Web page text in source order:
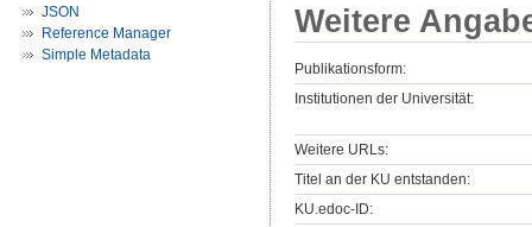
JSON
Reference Manager
Simple Metadata
Weitere
Publikationsform:
Institutionen der Universität:
Weitere URLs:
Titel an der KU entstanden:
KU.edoc-ID: